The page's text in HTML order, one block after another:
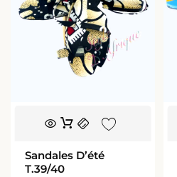
Sandales D’été
T.39/40